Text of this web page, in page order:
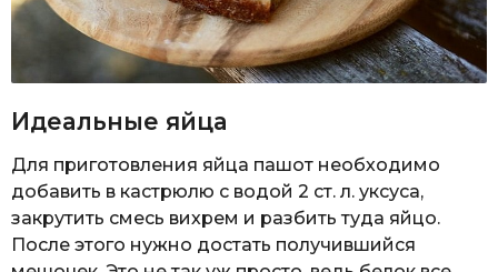
Идеальные яйца
Для приготовления яйца пашот необходимо
добавить в кастрюлю с водой 2 ст. л. уксуса,
закрутить смесь вихрем и разбить туда яйцо.
После этого нужно достать получившийся